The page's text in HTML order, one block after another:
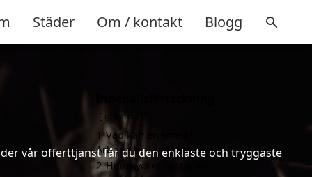
Städer Om / kontakt Blogg
vår offerttjänst får du den enklaste och tryggaste
gömma
1 Vad kan en smed i
Arboga hjälpa till med?
2 Hur mycket kostar en